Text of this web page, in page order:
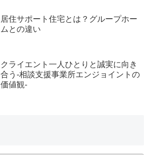
居住サポート住宅とは？グループホー
ムとの違い
クライエント一人ひとりと誠実に向き
合う-相談支援事業所エンジョイントの
価値観-